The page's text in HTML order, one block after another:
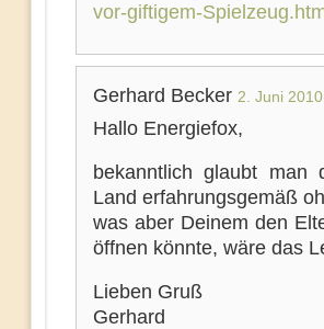
vor-giftigem-
Gerhard Becker 2. Juni
Hallo Energiefox,
bekanntlich glaubt man
Land erfahrungsgemäß
was aber Deinem den
öffnen könnte, wäre das
Lieben Gruß
Gerhard